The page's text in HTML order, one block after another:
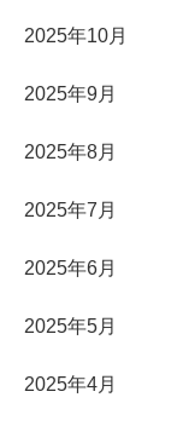
2025年10月
2025年9月
2025年8月
2025年7月
2025年6月
2025年5月
2025年4月